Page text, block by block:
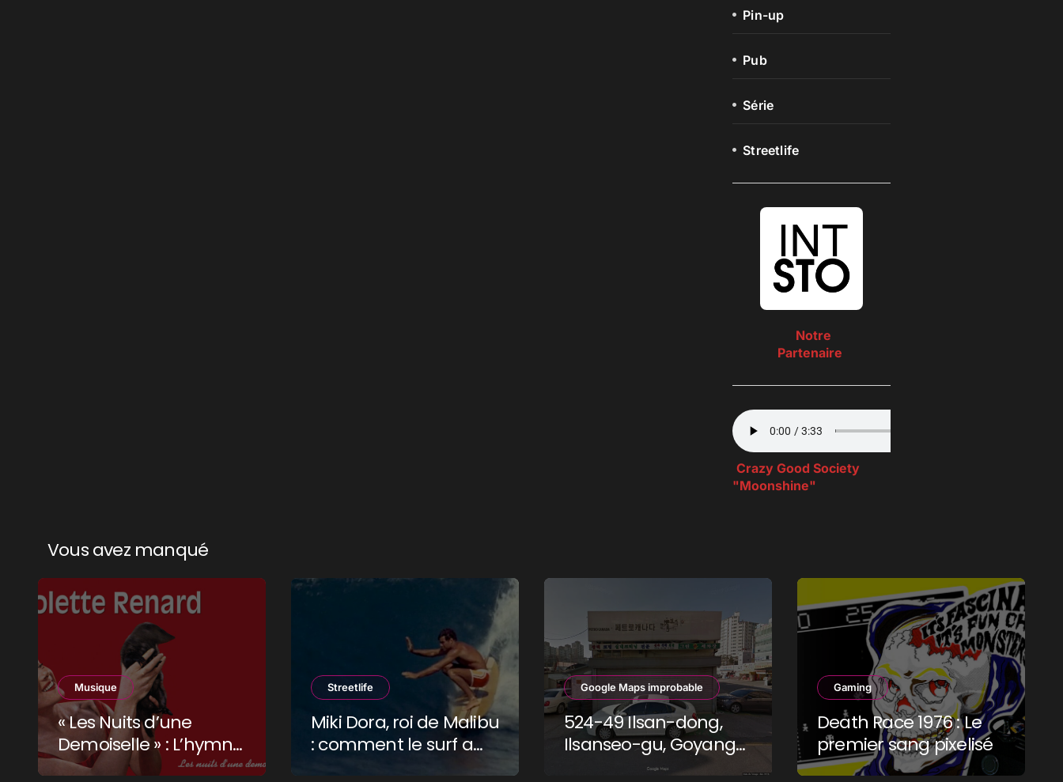
Pin-up
Pub
Série
Streetlife
Notre
Partenaire
Crazy Good Society
"Moonshine"
Vous avez manqué
Musique
« Les Nuits d’une
Demoiselle » : L’hymne
coquin qui a niqué la
Streetlife
Miki Dora, roi de Malibu
: comment le surf a
Google Maps improbable
524-49 Ilsan-dong,
Ilsanseo-gu, Goyang-
si, Gyeonggi-do
Gaming
Death Race 1976 : Le
premier sang pixelisé